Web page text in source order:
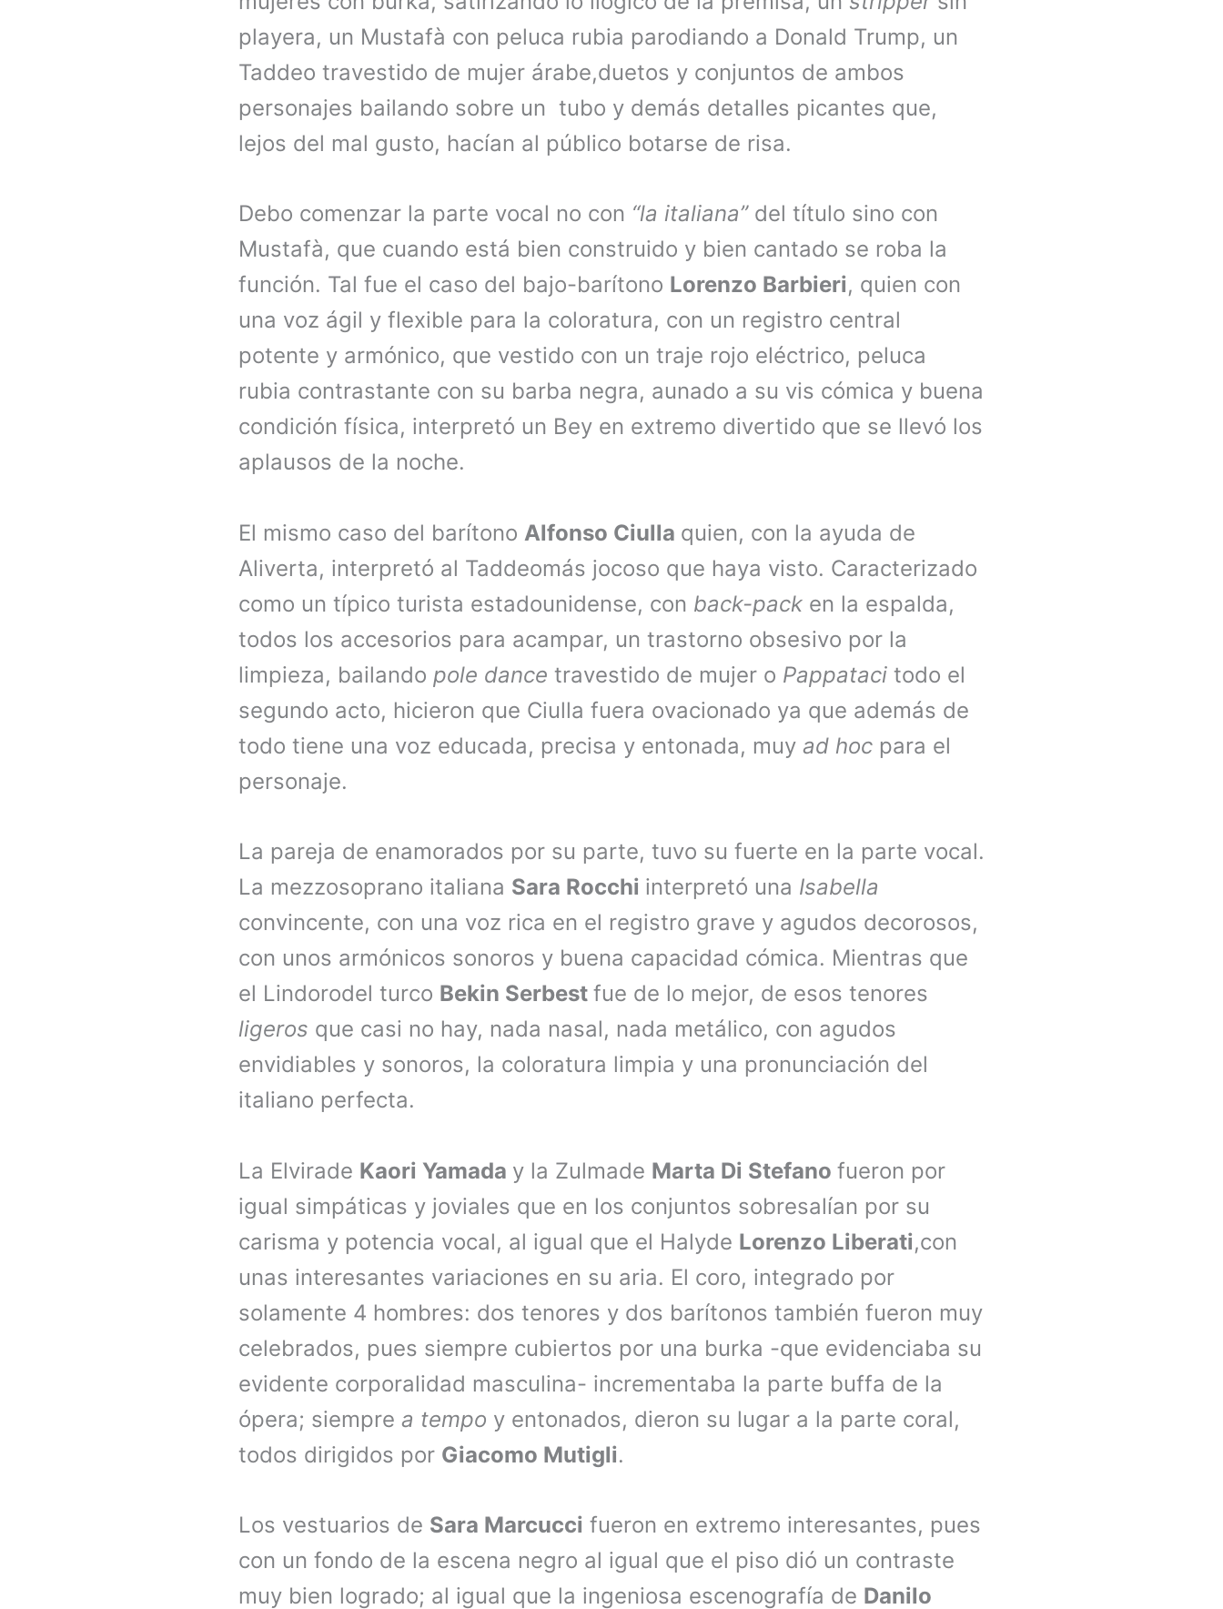
playera, un Mustafà con peluca rubia parodiando a Donald Trump, un
Taddeo travestido de mujer árabe,duetos y conjuntos de ambos
personajes bailando sobre un tubo y demás detalles picantes que,
lejos del mal gusto, hacían al público botarse de risa.
Debo comenzar la parte vocal no con “la italiana”del título sino con
Mustafà, que cuando está bien construido y bien cantado se roba la
función. Tal fue el caso del bajo-barítono Lorenzo Barbieri, quien con
una voz ágil y flexible para la coloratura, con un registro central
potente y armónico, que vestido con un traje rojo eléctrico, peluca
rubia contrastante con su barba negra, aunado a su vis cómica y buena
condición física, interpretó un Bey en extremo divertido que se llevó los
aplausos de la noche.
El mismo caso del barítono Alfonso Ciulla quien, con la ayuda de
Aliverta, interpretó al Taddeomás jocoso que haya visto. Caracterizado
como un típico turista estadounidense, con back-pack en la espalda,
todos los accesorios para acampar, un trastorno obsesivo por la
limpieza, bailando pole dance travestido de mujer o Pappataci todo el
segundo acto, hicieron que Ciulla fuera ovacionado ya que además de
todo tiene una voz educada, precisa y entonada, muy ad hoc para el
personaje.
La pareja de enamorados por su parte, tuvo su fuerte en la parte vocal.
La mezzosoprano italiana Sara Rocchi interpretó una Isabella
convincente, con una voz rica en el registro grave y agudos decorosos,
con unos armónicos sonoros y buena capacidad cómica. Mientras que
el Lindorodel turco Bekin Serbest fue de lo mejor, de esos tenores
ligeros que casi no hay, nada nasal, nada metálico, con agudos
envidiables y sonoros, la coloratura limpia y una pronunciación del
italiano perfecta.
La Elvirade Kaori Yamada y la Zulmade Marta Di Stefano fueron por
igual simpáticas y joviales que en los conjuntos sobresalían por su
carisma y potencia vocal, al igual que el Halyde Lorenzo Liberati,con
unas interesantes variaciones en su aria. El coro, integrado por
solamente 4 hombres: dos tenores y dos barítonos también fueron muy
celebrados, pues siempre cubiertos por una burka -que evidenciaba su
evidente corporalidad masculina- incrementaba la parte buffa de la
ópera; siempre a tempo y entonados, dieron su lugar a la parte coral,
todos dirigidos por Giacomo Mutigli.
Los vestuarios de Sara Marcucci fueron en extremo interesantes, pues
con un fondo de la escena negro al igual que el piso dió un contraste
muy bien logrado; al igual que la ingeniosa escenografía de Danilo